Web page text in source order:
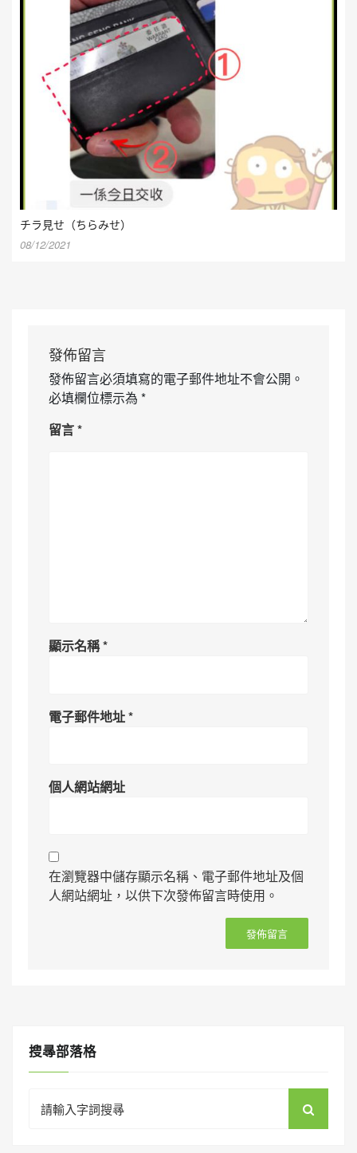
チラ見せ（ちらみせ）
08/12/2021
發佈留言
發佈留言必須填寫的電子郵件地址不會公開。
必填欄位標示為 *
留言*
顯示名稱*
電子郵件地址*
個人網站網址
在瀏覽器中儲存顯示名稱、電子郵件地址及個
人網站網址，以供下次發佈留言時使用。
搜㝷部落格
for: